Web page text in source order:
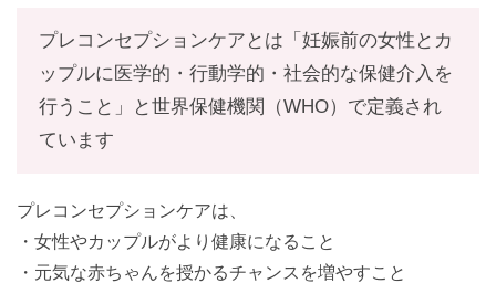
プレコンセプションケアとは「妊娠前の女性とカ
ップルに医学的・行動学的・社会的な保健介入を
行うこと」と世界保健機関（WHO）で定義され
ています
プレコンセプションケアは、
・女性やカップルがより健康になること
・元気な赤ちゃんを授かるチャンスを増やすこと